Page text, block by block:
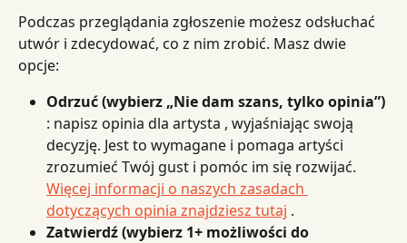
Podczas przeglądania zgłoszenie możesz odsłuchać
utwór i zdecydować, co z nim zrobić. Masz dwie
opcje:
Odrzuć (wybierz „Nie dam szans, tylko opinia”)
: napisz opinia dla artysta , wyjaśniając swoją
decyzję. Jest to wymagane i pomaga artyści
zrozumieć Twój gust i pomóc im się rozwijać.
Więcej informacji o naszych zasadach
dotyczących opinia znajdziesz tutaj .
Zatwierdź (wybierz 1+ możliwości do